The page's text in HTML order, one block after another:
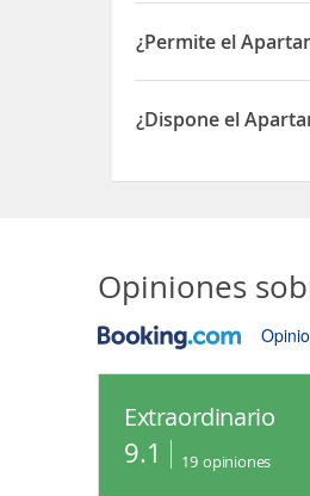
El Apartamento
¿Permite el
Sí, el Apartamento
¿Dispone el
Opiniones
Extraordinario
9.1 19 opiniones